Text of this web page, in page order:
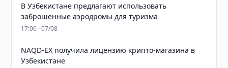
В Узбекистане предлагают использовать
заброшенные аэродромы для туризма
17:00 · 07/08
NAQD-EX получила лицензию крипто-магазина в
Узбекистане